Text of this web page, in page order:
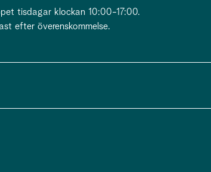
tisdagar klockan 10:00-17:00.
efter överenskommelse.